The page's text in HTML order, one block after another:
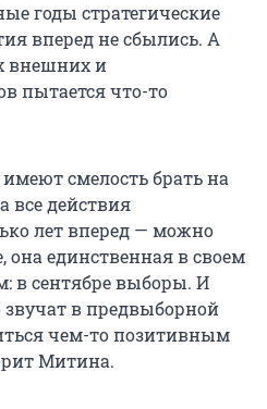
годы стратегические
вперед не сбылись. А
внешних и
пытается что-то
смелость брать на
все действия
лет вперед — можно
она единственная в своем
в сентябре выборы. И
звучат в предвыборной
чем-то позитивным
Митина.